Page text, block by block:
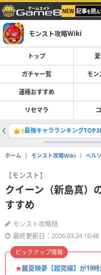
モンスト攻略Wiki
トップ
ガチャ一覧 モン
運極おすすめ
リセマラ
1最強キャラランキング
ホーム モンスト攻略Wiki ペル
【モンスト】
クイーン（新島真）
すすめ
モンスト攻略班
最終更新日：2026.03.24 16:48
★麗夏映夢【超究極】が19時
ピックアップ情報